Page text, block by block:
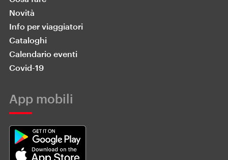
Novità
Info per viaggiatori
Cataloghi
Calendario eventi
Covid-19
App mobili